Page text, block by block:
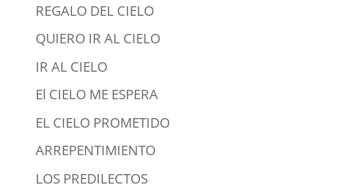
REGALO DEL CIELO
QUIERO IR AL CIELO
IR AL CIELO
El CIELO ME ESPERA
EL CIELO PROMETIDO
ARREPENTIMIENTO
LOS PREDILECTOS